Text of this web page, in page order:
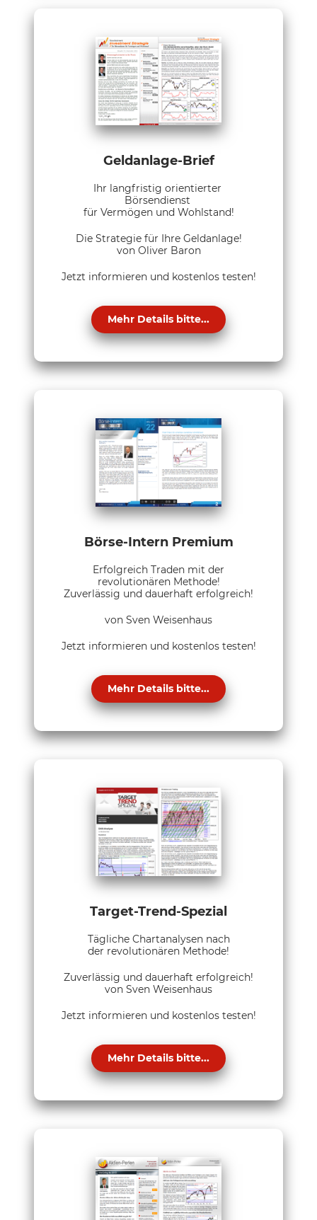
Geldanlage-Brief
Ihr langfristig orientierter
Börsendienst
für Vermögen und Wohlstand!
Die Strategie für Ihre Geldanlage!
von Oliver Baron
Jetzt informieren und kostenlos testen!
Mehr Details bitte...
Börse-Intern Premium
Erfolgreich Traden mit der
revolutionären Methode!
Zuverlässig und dauerhaft erfolgreich!
von Sven Weisenhaus
Jetzt informieren und kostenlos testen!
Mehr Details bitte...
Target-Trend-Spezial
Tägliche Chartanalysen nach
der revolutionären Methode!
Zuverlässig und dauerhaft erfolgreich!
von Sven Weisenhaus
Jetzt informieren und kostenlos testen!
Mehr Details bitte...